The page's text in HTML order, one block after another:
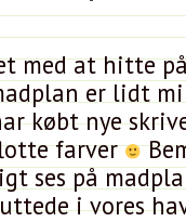
med at hitte
er lidt
købt nye
farver
ses på
i vores